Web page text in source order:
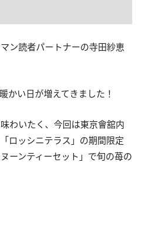
ン読者パートナーの寺田紗恵
かい日が増えてきました！
わいたく、今回は東京會舘内
ロッシニテラス」の期間限定
ーンティーセット」で旬の苺の